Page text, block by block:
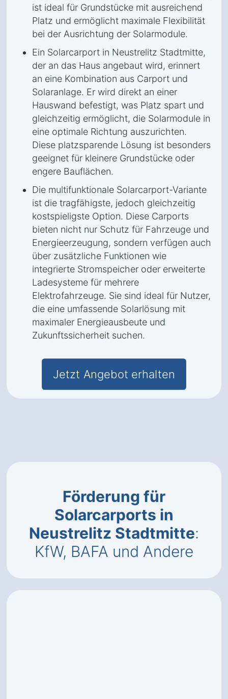
ist ideal für Grundstücke mit ausreichend
Platz und ermöglicht maximale Flexibilität
bei der Ausrichtung der Solarmodule.
Ein Solarcarport in Neustrelitz Stadtmitte,
der an das Haus angebaut wird, erinnert
an eine Kombination aus Carport und
Solaranlage. Er wird direkt an einer
Hauswand befestigt, was Platz spart und
gleichzeitig ermöglicht, die Solarmodule in
eine optimale Richtung auszurichten.
Diese platzsparende Lösung ist besonders
geeignet für kleinere Grundstücke oder
engere Bauflächen.
Die multifunktionale Solarcarport-Variante
ist die tragfähigste, jedoch gleichzeitig
kostspieligste Option. Diese Carports
bieten nicht nur Schutz für Fahrzeuge und
Energieerzeugung, sondern verfügen auch
über zusätzliche Funktionen wie
integrierte Stromspeicher oder erweiterte
Ladesysteme für mehrere
Elektrofahrzeuge. Sie sind ideal für Nutzer,
die eine umfassende Solarlösung mit
maximaler Energieausbeute und
Zukunftssicherheit suchen.
Jetzt Angebot erhalten
Förderung für
Solarcarports in
Neustrelitz Stadtmitte:
KfW, BAFA und Andere